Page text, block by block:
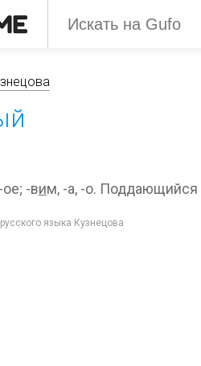
ое; -вим, -а, -о.
языка Кузнецова